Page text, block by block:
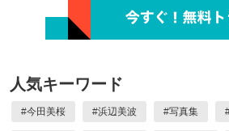
人気キーワード
#今田美桜 #浜辺美波 #写真集